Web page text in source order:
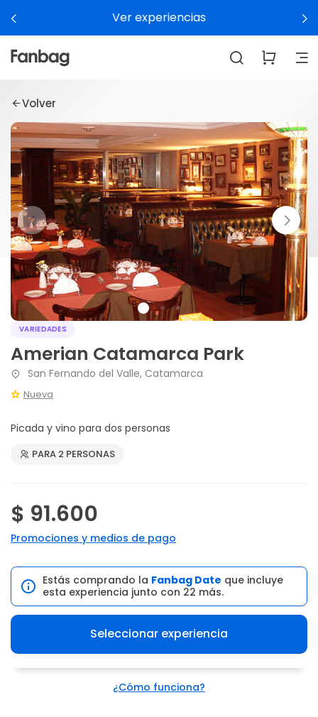
Ver experiencias
Volver
VARIEDADES
Amerian Catamarca Park
San Fernando del Valle, Catamarca
Nueva
Picada y vino para dos personas
PARA 2 PERSONAS
$ 91.600
Promociones y medios de pago
Estás comprando la Fanbag Date que incluye
esta experiencia junto con 22 más.
Seleccionar experiencia
¿Cómo funciona?